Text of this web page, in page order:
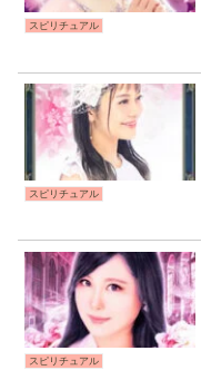
スピリチュアル
スピリチュアル
スピリチュアル